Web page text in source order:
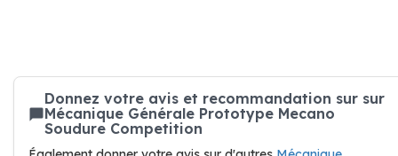
Donnez votre avis et recommandation sur sur
Mécanique Générale Prototype Mecano
Soudure Competition